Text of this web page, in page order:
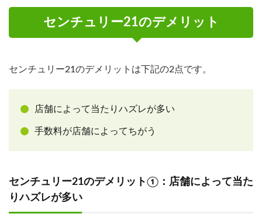
センチュリー21のデメリット
センチュリー21のデメリットは下記の2点です。
店舗によって当たりハズレが多い
手数料が店舗によってちがう
センチュリー21のデメリット①：店舗によって当た
りハズレが多い